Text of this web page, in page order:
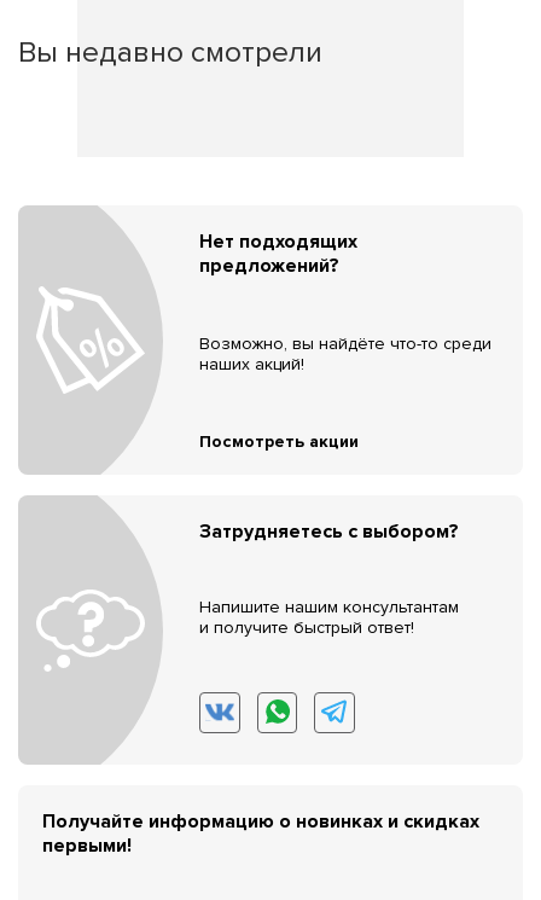
Вы недавно смотрели
Нет подходящих
предложений?
Возможно, вы найдёте что-то среди
наших акций!
Посмотреть акции
Затрудняетесь с выбором?
Напишите нашим консультантам
и получите быстрый ответ!
Получайте информацию о новинках и скидках
первыми!